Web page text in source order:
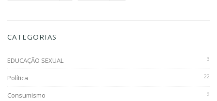
CATEGORIAS
EDUCAÇÃO SEXUAL 3
Política 22
Consumismo 9